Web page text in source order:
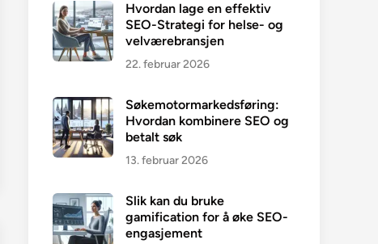
Hvordan lage en effektiv
SEO-Strategi for helse- og
velværebransjen
22. februar 2026
Søkemotormarkedsføring:
Hvordan kombinere SEO og
betalt søk
13. februar 2026
Slik kan du bruke
gamification for å øke SEO-
engasjement